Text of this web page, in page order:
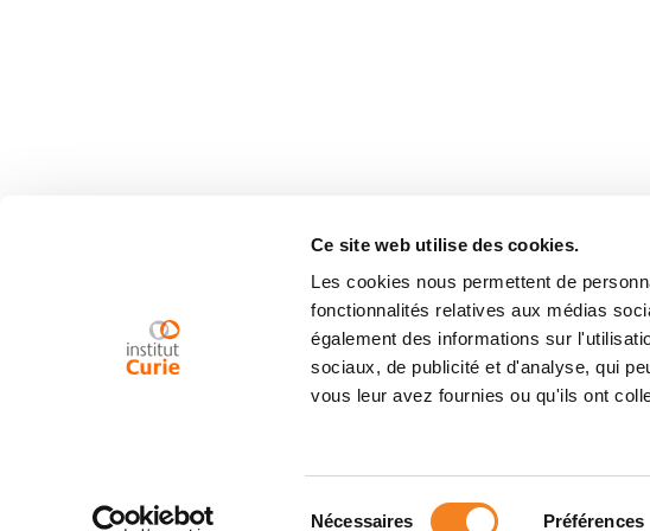
Ce site web utilise des cookies.
Les cookies nous permettent de
fonctionnalités relatives aux médias
également des informations sur
sociaux, de publicité et d'analyse, qui
vous leur avez fournies ou qu'ils ont
Nécessaires Préférences